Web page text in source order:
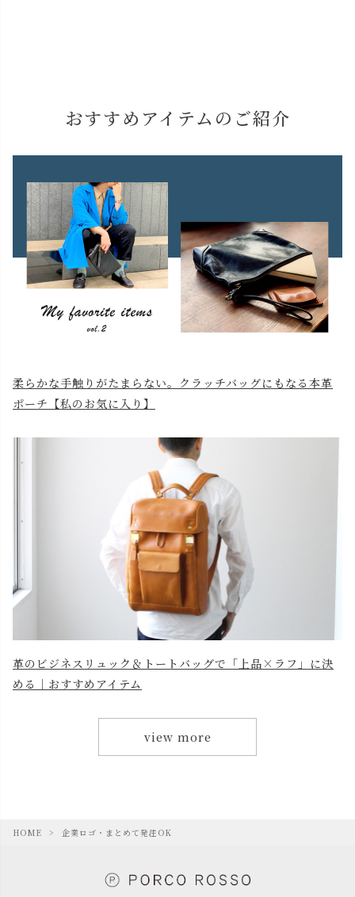
おすすめアイテムのご紹介
柔らかな手触りがたまらない。クラッチバッグにもなる本革
ポーチ【私のお気に入り】
革のビジネスリュック＆トートバッグで「上品×ラフ」に決
める｜おすすめアイテム
view more
HOME 企業ロゴ・まとめて発注OK